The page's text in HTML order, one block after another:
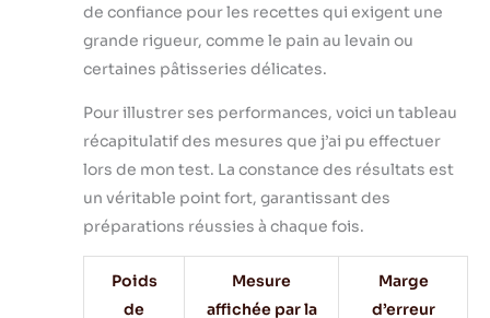
d'énergie et
économiser plus
d'autonomie de la
【Garantie de 12
mois】Le colis
comprend 1
numérique, 1
adaptateur
d'alimentation (CA
100 ~ 240 V 50/60
Hz), 1 housse anti-
de confiance pour les recettes qui exigent une
grande rigueur, comme le pain au levain ou
certaines pâtisseries délicates.
Pour illustrer ses performances, voici un tableau
récapitulatif des mesures que j’ai pu effectuer
lors de mon test. La constance des résultats est
un véritable point fort, garantissant des
préparations réussies à chaque fois.
Poids
de
Mesure
affichée par la
Marge
d’erreur